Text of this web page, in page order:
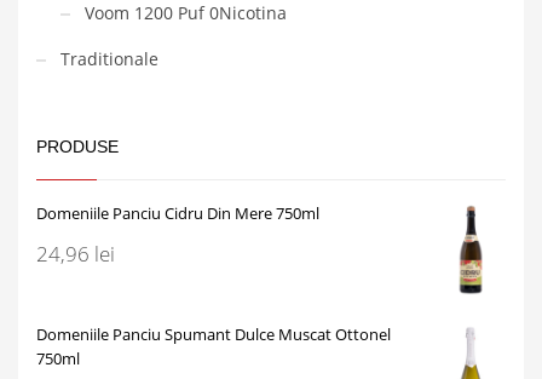
Voom 1200 Puf 0Nicotina
Traditionale
PRODUSE
Domeniile Panciu Cidru Din Mere 750ml
24,96 lei
Domeniile Panciu Spumant Dulce Muscat Ottonel
750ml